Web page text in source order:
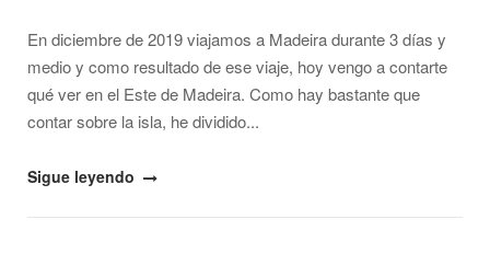
En diciembre de 2019 viajamos a Madeira durante 3 días y
medio y como resultado de ese viaje, hoy vengo a contarte
qué ver en el Este de Madeira. Como hay bastante que
contar sobre la isla, he dividido...
"Qué
Sigue leyendo